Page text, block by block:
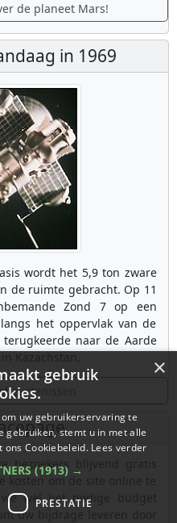
de planeet Mars!
in 1969
wordt het 5,9 ton zware
de ruimte gebracht. Op 11
Zond 7 op een
het oppervlak van de
naar de Aarde
bezoekers blijvend gratis
kosten om de site online te
wel het nodige budget
uw bijdrage leveren door
×
gebruik
uw gebruikerservaring te
gebruiken, stemt u in met alle
ons Cookiebeleid. Lees verder
(1913) →
PRESTATIE